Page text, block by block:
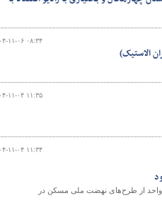
۱۴۰۴-۱۱-۰۶
۱۴۰۴-۱۱-۰۴
۱۴۰۴-۱۱-۰۴
مدیر کل راه و شهرسازی آذربایجان‌غربی گفت: در دهه فجر امسال ۶ هزار و ۵۷۲ واحد از طرح‌های نهضت ملی مسکن در